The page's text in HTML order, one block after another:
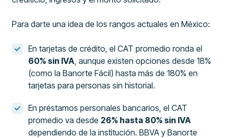
Para darte una idea de los rangos actuales en México:
En tarjetas de crédito, el CAT promedio ronda el
60% sin IVA, aunque existen opciones desde 18%
(como la Banorte Fácil) hasta más de 180% en
tarjetas para personas sin historial.
En préstamos personales bancarios, el CAT
promedio va desde 26% hasta 80% sin IVA
dependiendo de la institución. BBVA y Banorte